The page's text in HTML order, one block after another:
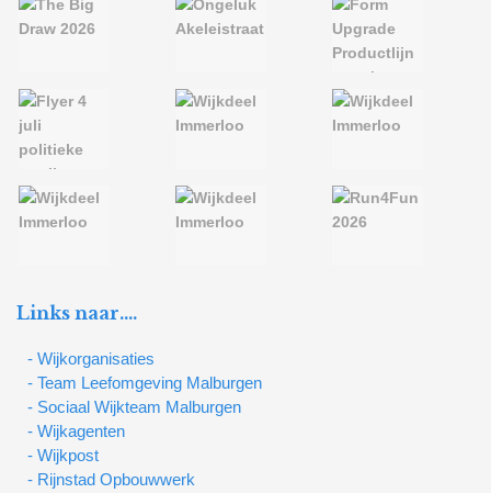
Links naar….
- Wijkorganisaties
- Team Leefomgeving Malburgen
- Sociaal Wijkteam Malburgen
- Wijkagenten
- Wijkpost
- Rijnstad Opbouwwerk